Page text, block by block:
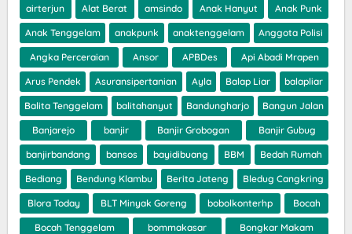
airterjun Alat Berat amsindo Anak Hanyut Anak Punk
Anak Tenggelam anakpunk anaktenggelam Anggota Polisi
Angka Perceraian Ansor APBDes Api Abadi Mrapen
Arus Pendek Asuransipertanian Ayla Balap Liar balapliar
Balita Tenggelam balitahanyut Bandungharjo Bangun Jalan
Banjarejo banjir Banjir Grobogan Banjir Gubug
banjirbandang bansos bayidibuang BBM Bedah Rumah
Bediang Bendung Klambu Berita Jateng Bledug Cangkring
Blora Today BLT Minyak Goreng bobolkonterhp Bocah
Bocah Tenggelam bommakasar Bongkar Makam